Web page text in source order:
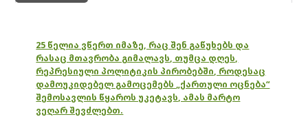
25 წელია ვწერთ იმაზე, რაც შენ გაწუხებს და
რასაც მთავრობა გიმალავს, თუმცა დღეს,
რეპრესიული პოლიტიკის პირობებში, როდესაც
დამოუკიდებელ გამოცემებს „ქართული ოცნება“
შემოსავლის წყაროს უკეტავს, ამას მარტო
ვეღარ შევძლებთ.